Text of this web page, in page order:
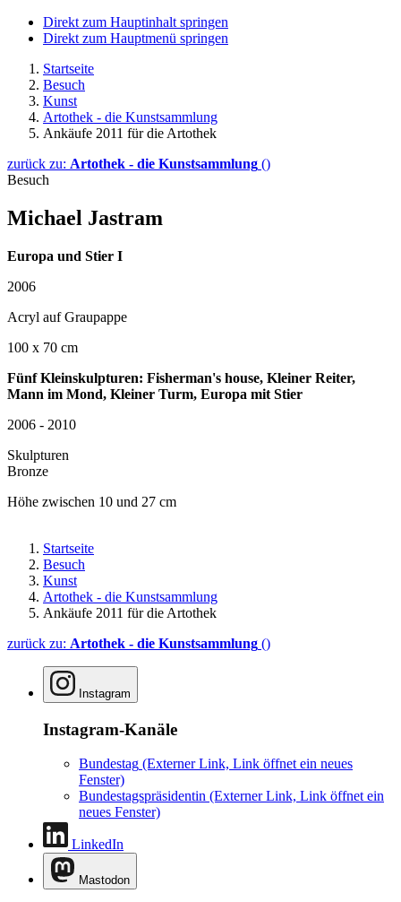
Direkt zum Hauptinhalt springen
Direkt zum Hauptmenü springen
Startseite
Besuch
Kunst
Artothek - die Kunstsammlung
Ankäufe 2011 für die Artothek
zurück zu: Artothek - die Kunstsammlung ()
Besuch
Michael Jastram
Europa und Stier I
2006
Acryl auf Graupappe
100 x 70 cm
Fünf Kleinskulpturen: Fisherman's house, Kleiner Reiter,
Mann im Mond, Kleiner Turm, Europa mit Stier
2006 - 2010
Skulpturen
Bronze
Höhe zwischen 10 und 27 cm
Startseite
Besuch
Kunst
Artothek - die Kunstsammlung
Ankäufe 2011 für die Artothek
zurück zu: Artothek - die Kunstsammlung ()
Instagram
Instagram-Kanäle
Bundestag (Externer Link, Link öffnet ein neues
Fenster)
Bundestagspräsidentin (Externer Link, Link öffnet ein
neues Fenster)
LinkedIn
Mastodon